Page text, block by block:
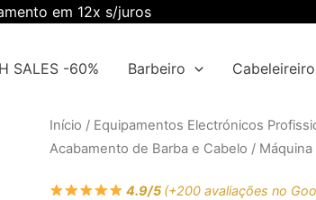
em 12x s/juros
SALES -60% Barbeiro Cabeleireiro
Início / Equipamentos Electrónicos
Acabamento de Barba e Cabelo /
4.9/5 (+200 avaliações no
O
preço
era:
O
preço
é:
Quantidade
de
de